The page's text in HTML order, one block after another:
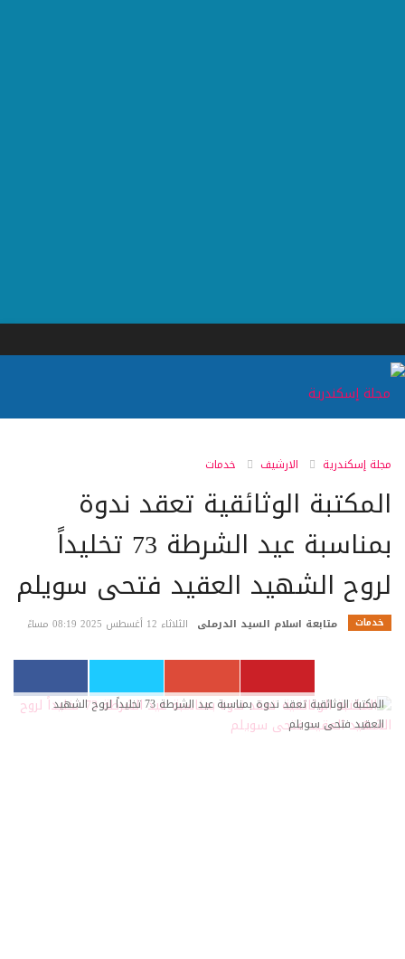
مجلة إسكندرية الارشيف خدمات
المكتبة الوثائقية تعقد ندوة
بمناسبة عيد الشرطة 73 تخليداً
لروح الشهيد العقيد فتحى سويلم
خدمات متابعة اسلام السيد الدرملى الثلاثاء 12 أغسطس 2025 08:19 مساءً
المكتبة الوثائقية تعقد ندوة بمناسبة عيد الشرطة 73 تخليداً لروح الشهيد
العقيد فتحى سويلم